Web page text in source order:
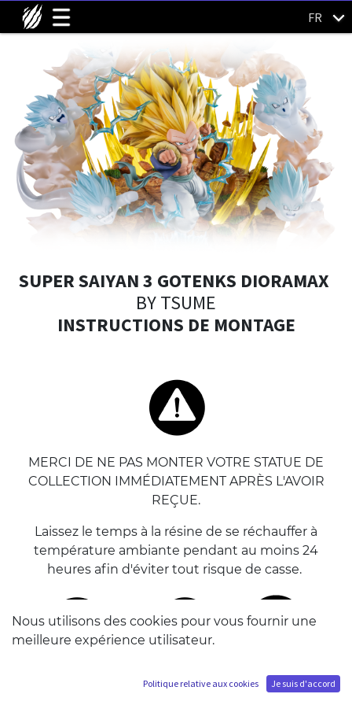
FR
SUPER SAIYAN 3 GOTENKS DIORAMAX
BY TSUME
INSTRUCTIONS DE MONTAGE
MERCI DE NE PAS MONTER VOTRE STATUE DE
COLLECTION IMMÉDIATEMENT APRÈS L'AVOIR
REÇUE.
Laissez le temps à la résine de se réchauffer à
température ambiante pendant au moins 24
heures afin d'éviter tout risque de casse.
DE PRÉFÉRENCE, METTEZ DES GANTS EN LATEX
Nous utilisons des cookies pour vous fournir une
meilleure expérience utilisateur.
Politique relative aux cookies Je suis d'accord